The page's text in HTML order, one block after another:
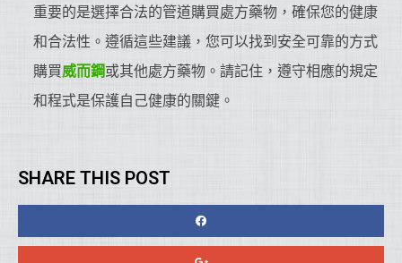
重要的是選擇合法的管道購買處方藥物，確保您的健康
和合法性。遵循這些建議，您可以找到安全可靠的方式
購買威而鋼或其他處方藥物。請記住，遵守相應的規定
和程式是保護自己健康的關鍵。
SHARE THIS POST